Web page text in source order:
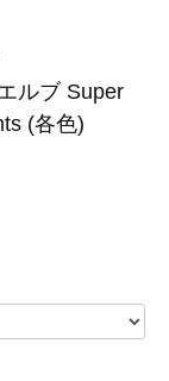
ルブ Super
(各色)